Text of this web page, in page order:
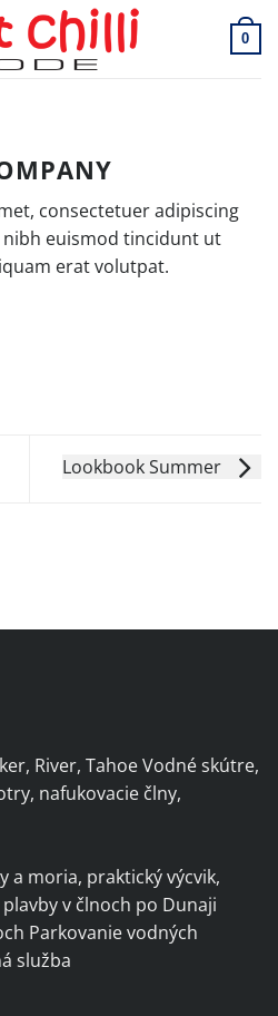
0
consectetuer adipiscing
euismod tincidunt ut
erat volutpat.
Lookbook Summer
River, Tahoe Vodné skútre,
nafukovacie člny,
a moria, praktický výcvik,
v člnoch po Dunaji
Parkovanie vodných
služba